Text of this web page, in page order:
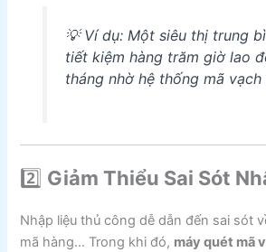
💡 Ví dụ: Một siêu thị trung
tiết kiệm hàng trăm giờ lao
tháng nhờ hệ thống mã
2️⃣ Giảm Thiểu Sai Sót
Nhập liệu thủ công dễ dẫn đến sai sót
mã hàng… Trong khi đó, máy quét mã